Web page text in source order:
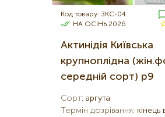
Код товару: ЗКС-04
НА ОСІНЬ 2026
Актинідія Київська
крупноплідна
середній сорт) р9
Сорт: аргута
Термін дозрівання: кінець